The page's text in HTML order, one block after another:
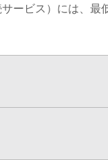
ービス）には、最